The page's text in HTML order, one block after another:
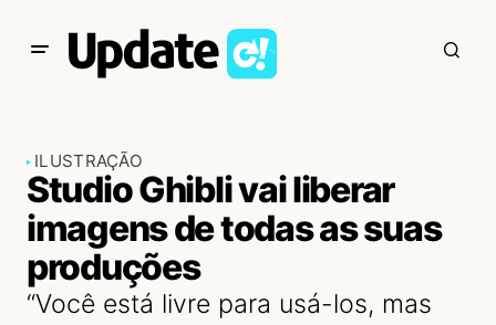
ILUSTRAÇÃO
Studio Ghibli vai liberar
imagens de todas as suas
produções
“Você está livre para usá-los, mas